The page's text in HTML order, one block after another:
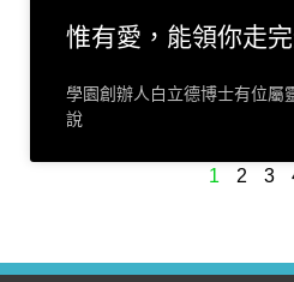
惟有愛，能領你走
學園創辦人白立德博士有位屬
說
1 2 3